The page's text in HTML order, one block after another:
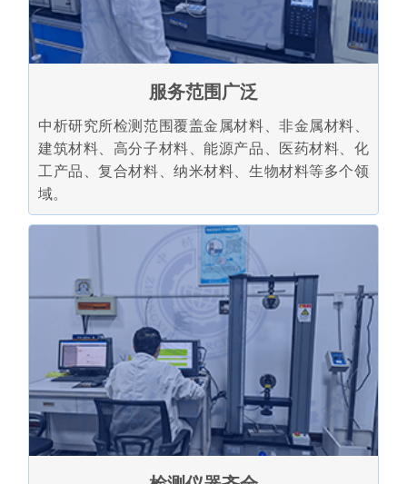
服务范围广泛
中析研究所检测范围覆盖金属材料、非金属材料、
建筑材料、高分子材料、能源产品、医药材料、化
工产品、复合材料、纳米材料、生物材料等多个领
域。